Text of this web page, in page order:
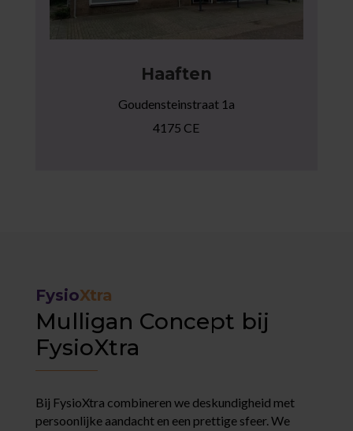
Haaften
Goudensteinstraat 1a
4175 CE
FysioXtra
Mulligan Concept bij
FysioXtra
Bij FysioXtra combineren we deskundigheid met
persoonlijke aandacht en een prettige sfeer. We